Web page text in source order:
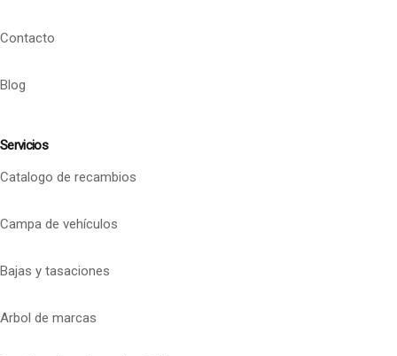
Contacto
Blog
Servicios
Catalogo de recambios
Campa de vehículos
Bajas y tasaciones
Arbol de marcas